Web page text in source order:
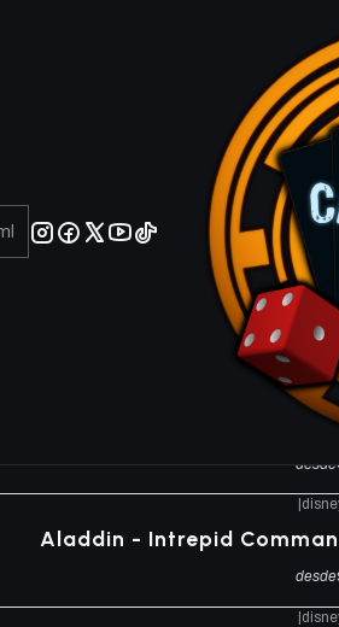
Abu - Bold
desde
|
Adorabeezle Winterpop - Ice
|
Aladdin - Fearless
desde
Aladdin - Intrepid
desde
|